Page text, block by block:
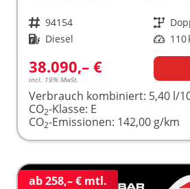
Fahrzeugnr. 94154 Getriebe
Kraftstoff Diesel Leistung 110
38.090,– €
incl. 19% MwSt.
Verbrauch kombiniert: 5,40 l/
CO2-Klasse: E
CO2-Emissionen: 142,00 g/km
ab 258,– € mtl.